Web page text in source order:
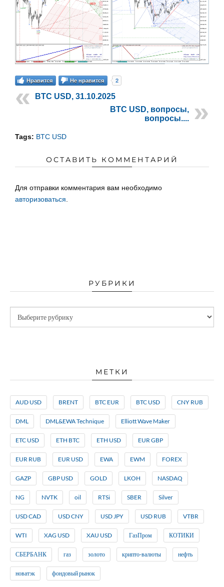
Нравится 2
Не нравится
BTC USD, 31.10.2025
BTC USD, вопросы,
вопросы....
Tags: BTC USD
ОСТАВИТЬ КОММЕНТАРИЙ
Для отправки комментария вам необходимо
авторизоваться.
РУБРИКИ
МЕТКИ
AUD USD BRENT BTC EUR BTC USD CNY RUB
DML DML&EWA Technique Elliott Wave Maker
ETC USD ETH BTC ETH USD EUR GBP
EUR RUB EUR USD EWA EWM FOREX
GAZP GBP USD GOLD LKOH NASDAQ
NG NVTK oil RTSi SBER Silver
USD CAD USD CNY USD JPY USD RUB VTBR
WTI XAG USD XAU USD ГазПром КОТИКИ
СБЕРБАНК газ золото крипто-валюты нефть
новатэк фондовый рынок